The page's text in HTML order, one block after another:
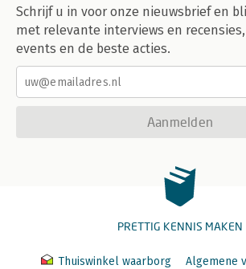
Schrijf u in voor onze nieuwsbrief en
met relevante interviews en
events en de beste acties.
Aanmelden
PRETTIG KENNIS MAKEN
Thuiswinkel waarborg Algemene